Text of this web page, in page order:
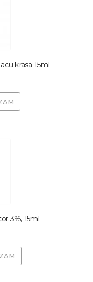
krāsa 15ml
3%, 15ml